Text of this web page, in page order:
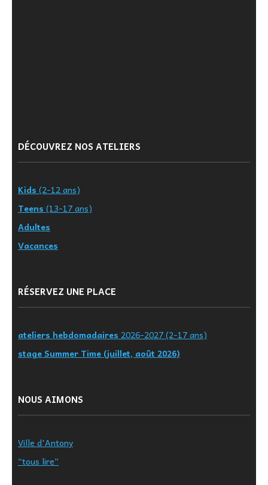
DÉCOUVREZ NOS ATELIERS
Kids (2-12 ans)
Teens (13-17 ans)
Adultes
Vacances
RÉSERVEZ UNE PLACE
ateliers hebdomadaires 2026-2027 (2-17 ans)
stage Summer Time (juillet, août 2026)
NOUS AIMONS
Ville d'Antony
“tous lire”